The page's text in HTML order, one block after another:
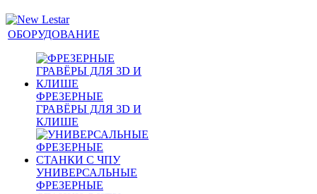
ОБОРУДОВАНИЕ
ФРЕЗЕРНЫЕ
ГРАВЁРЫ ДЛЯ 3D И
КЛИШЕ
УНИВЕРСАЛЬНЫЕ
ФРЕЗЕРНЫЕ